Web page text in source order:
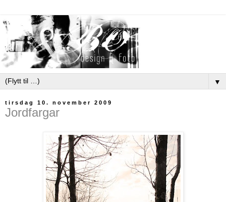
▼
tirsdag 10. november 2009
Jordfargar